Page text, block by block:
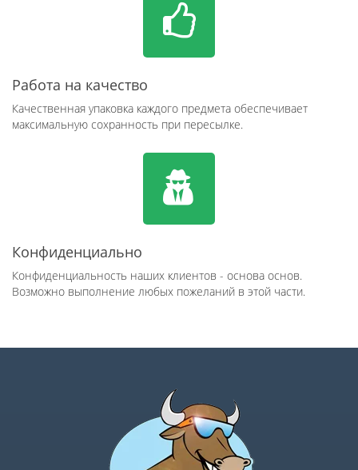
Работа на качество
Качественная упаковка каждого предмета обеспечивает
максимальную сохранность при пересылке.
Конфиденциально
Конфиденциальность наших клиентов - основа основ.
Возможно выполнение любых пожеланий в этой части.